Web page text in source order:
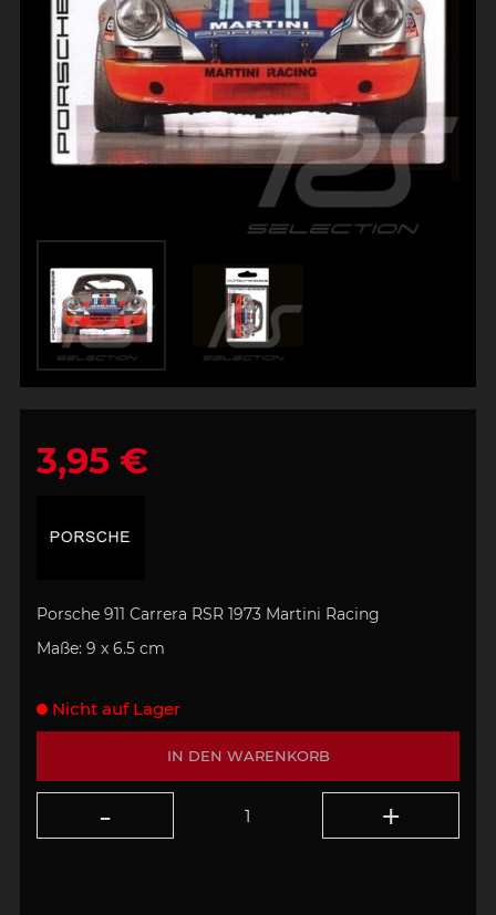
3,95 €
Porsche 911 Carrera RSR 1973 Martini Racing
Maße: 9 x 6.5 cm
IN DEN WARENKORB
Nicht auf Lager